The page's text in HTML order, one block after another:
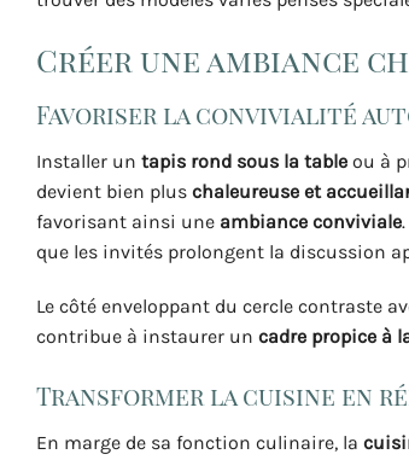
Créer une ambiance
Favoriser la convivialité
Installer un tapis rond sous la table ou à
devient bien plus chaleureuse et
favorisant ainsi une ambiance conviviale
que les invités prolongent la discussion
Le côté enveloppant du cercle contraste
contribue à instaurer un cadre propice à
Transformer la cuisine en
En marge de sa fonction culinaire, la